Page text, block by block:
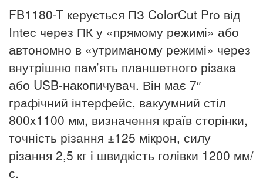
FB1180-T керується ПЗ ColorCut Pro від
Intec через ПК у «прямому режимі» або
автономно в «утриманому режимі» через
внутрішню пам’ять планшетного різака
або USB-накопичувач. Він має 7″
графічний інтерфейс, вакуумний стіл
800x1100 мм, визначення країв сторінки,
точність різання ±125 мікрон, силу
різання 2,5 кг і швидкість голівки 1200 мм/
с.